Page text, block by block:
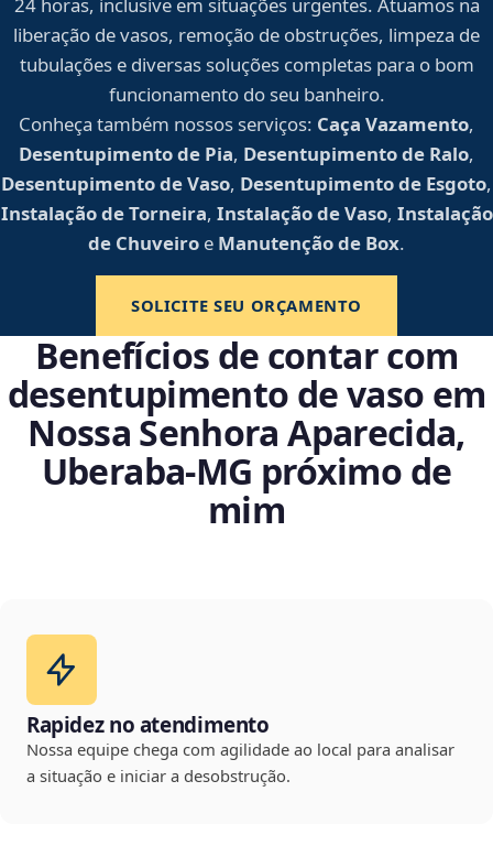
24 horas, inclusive em situações urgentes. Atuamos na
liberação de vasos, remoção de obstruções, limpeza de
tubulações e diversas soluções completas para o bom
funcionamento do seu banheiro.
Conheça também nossos serviços: Caça Vazamento,
Desentupimento de Pia, Desentupimento de Ralo,
Desentupimento de Vaso, Desentupimento de Esgoto,
Instalação de Torneira, Instalação de Vaso, Instalação
de Chuveiro e Manutenção de Box.
SOLICITE SEU ORÇAMENTO
Benefícios de contar com
desentupimento de vaso em
Nossa Senhora Aparecida,
Uberaba‑MG próximo de
mim
Rapidez no atendimento
Nossa equipe chega com agilidade ao local para analisar
a situação e iniciar a desobstrução.